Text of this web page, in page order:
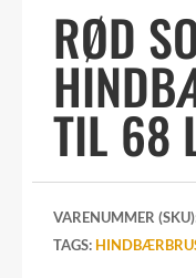
RØD
TIL 68
VARENUMMER
TAGS: